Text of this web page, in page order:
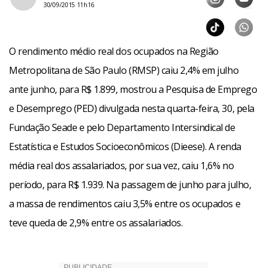
30/09/2015 11h16
O rendimento médio real dos ocupados na Região
Metropolitana de São Paulo (RMSP) caiu 2,4% em julho
ante junho, para R$ 1.899, mostrou a Pesquisa de Emprego
e Desemprego (PED) divulgada nesta quarta-feira, 30, pela
Fundação Seade e pelo Departamento Intersindical de
Estatística e Estudos Socioeconômicos (Dieese). A renda
média real dos assalariados, por sua vez, caiu 1,6% no
período, para R$ 1.939. Na passagem de junho para julho,
a massa de rendimentos caiu 3,5% entre os ocupados e
teve queda de 2,9% entre os assalariados.